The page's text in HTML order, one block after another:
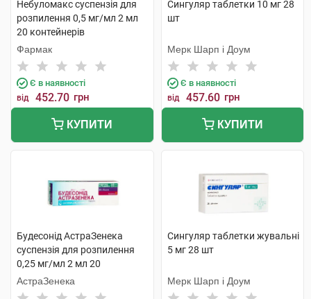
Небуломакс суспензія для
розпилення 0,5 мг/мл 2 мл
20 контейнерів
Фармак
Є в наявності
від 452.70 грн
КУПИТИ
Сингуляр таблетки 10 мг 28
шт
Мерк Шарп і Доум
Є в наявності
від 457.60 грн
КУПИТИ
Будесонід АстраЗенека
суспензія для розпилення
0,25 мг/мл 2 мл 20
контейнерів
АстраЗенека
Сингуляр таблетки жувальні
5 мг 28 шт
Мерк Шарп і Доум